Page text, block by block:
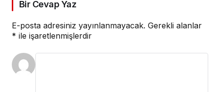
Bir Cevap Yaz
E-posta adresiniz yayınlanmayacak. Gerekli alanlar
* ile işaretlenmişlerdir